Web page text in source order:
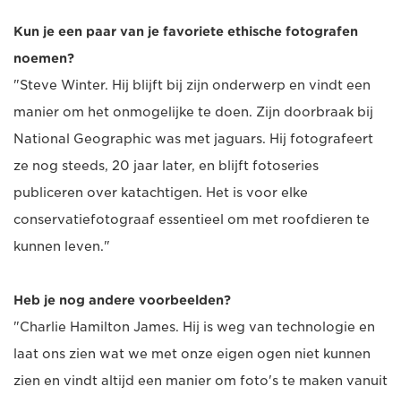
Kun je een paar van je favoriete ethische fotografen
noemen?
"Steve Winter. Hij blijft bij zijn onderwerp en vindt een
manier om het onmogelijke te doen. Zijn doorbraak bij
National Geographic was met jaguars. Hij fotografeert
ze nog steeds, 20 jaar later, en blijft fotoseries
publiceren over katachtigen. Het is voor elke
conservatiefotograaf essentieel om met roofdieren te
kunnen leven."
Heb je nog andere voorbeelden?
"Charlie Hamilton James. Hij is weg van technologie en
laat ons zien wat we met onze eigen ogen niet kunnen
zien en vindt altijd een manier om foto's te maken vanuit